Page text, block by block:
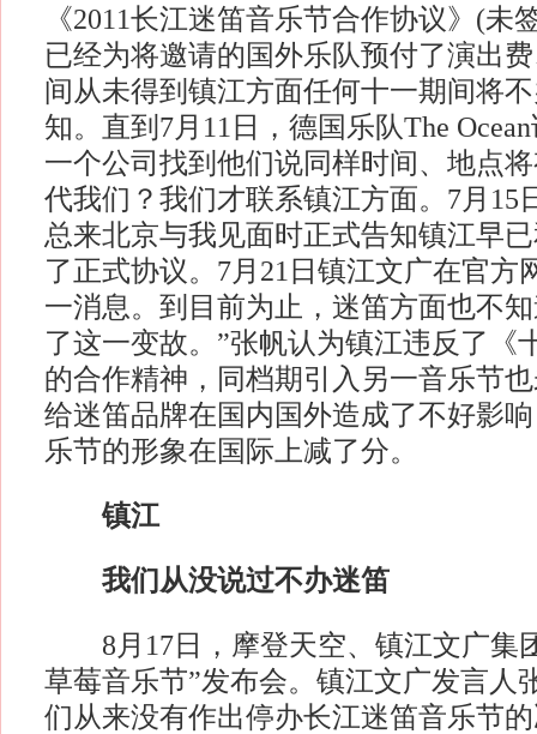
《2011长江迷笛音乐节合作协议》(未
已经为将邀请的国外乐队预付了演出
间从未得到镇江方面任何十一期间将不
知。直到7月11日，德国乐队The
一个公司找到他们说同样时间、地点
代我们？我们才联系镇江方面。7月15
总来北京与我见面时正式告知镇江早
了正式协议。7月21日镇江文广在官方
一消息。到目前为止，迷笛方面也不
了这一变故。”张帆认为镇江违反了《
的合作精神，同档期引入另一音乐节
给迷笛品牌在国内国外造成了不好影
乐节的形象在国际上减了分。
镇江
我们从没说过不办迷笛
8月17日，摩登天空、镇江文广集
草莓音乐节”发布会。镇江文广发言人
们从来没有作出停办长江迷笛音乐节